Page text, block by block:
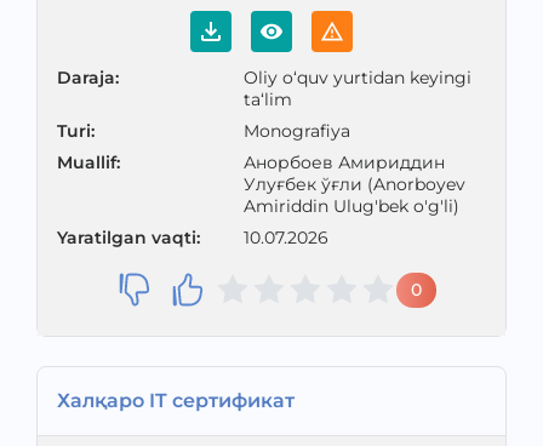
Daraja:
Oliy o‘quv yurtidan keyingi
ta‘lim
Turi:
Monografiya
Muallif:
Анорбоев Амириддин
Улуғбек ўғли (Anorboyev
Amiriddin Ulug'bek o'g'li)
Yaratilgan vaqti: 10.07.2026
0
Халқаро IT сертификат